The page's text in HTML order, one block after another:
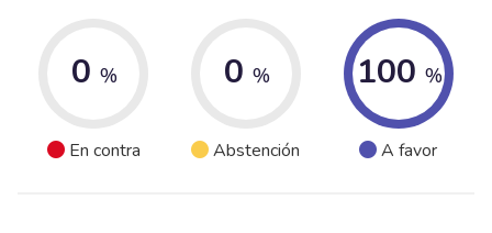
0 %
En contra
0 %
Abstención
100 %
A favor